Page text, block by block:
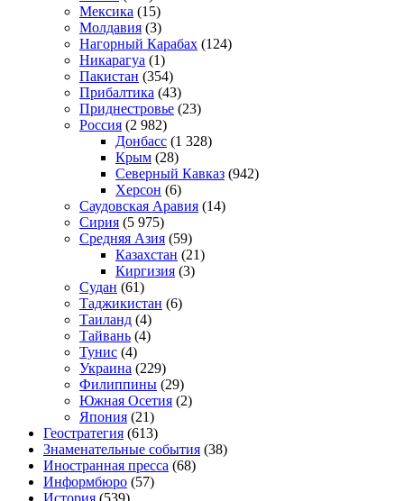
Мексика (15)
Молдавия (3)
Нагорный Карабах (124)
Никарагуа (1)
Пакистан (354)
Прибалтика (43)
Приднестровье (23)
Россия (2 982)
Донбасс (1 328)
Крым (28)
Северный Кавказ (942)
Херсон (6)
Саудовская Аравия (14)
Сирия (5 975)
Средняя Азия (59)
Казахстан (21)
Киргизия (3)
Судан (61)
Таджикистан (6)
Таиланд (4)
Тайвань (4)
Тунис (4)
Украина (229)
Филиппины (29)
Южная Осетия (2)
Япония (21)
Геостратегия (613)
Знаменательные события (38)
Иностранная пресса (68)
Информбюро (57)